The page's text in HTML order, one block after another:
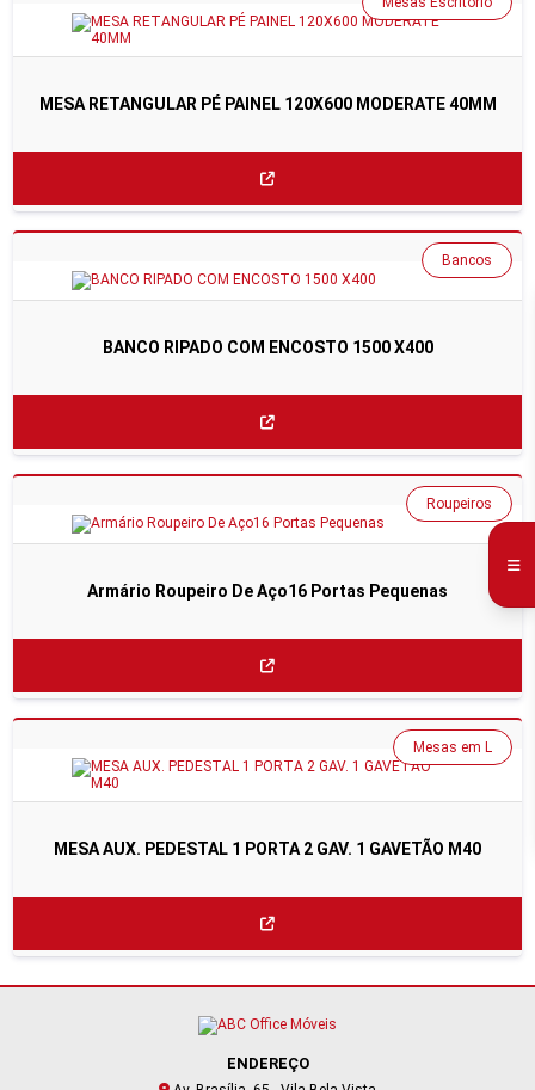
MESA RETANGULAR PÉ PAINEL 120X600 MODERATE 40MM
BANCO RIPADO COM ENCOSTO 1500 X400
Bancos
Armário Roupeiro De Aço16 Portas Pequenas
Roupeiros
MESA AUX. PEDESTAL 1 PORTA 2 GAV. 1 GAVETÃO M40
Mesas em L
ENDEREÇO